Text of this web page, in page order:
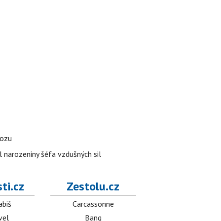
šéfa vzdušných sil
Zestolu.cz
Carcassonne
Bang